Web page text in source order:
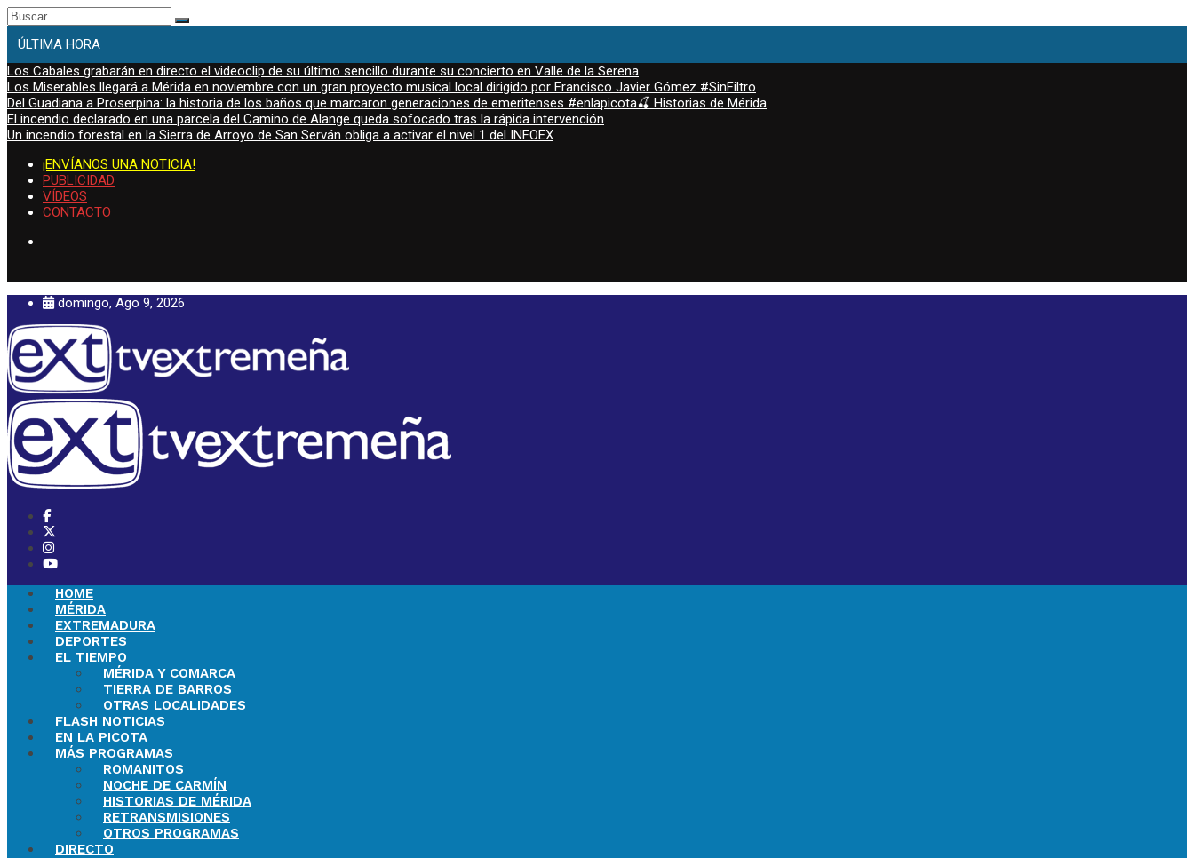
Buscar:
ÚLTIMA HORA
Los Cabales grabarán en directo el videoclip de su último sencillo durante su concierto en Valle de la Serena
Los Miserables llegará a Mérida en noviembre con un gran proyecto musical local dirigido por Francisco Javier Gómez #SinFiltro
Del Guadiana a Proserpina: la historia de los baños que marcaron generaciones de emeritenses #enlapicota🍒 Historias de Mérida
El incendio declarado en una parcela del Camino de Alange queda sofocado tras la rápida intervención
Un incendio forestal en la Sierra de Arroyo de San Serván obliga a activar el nivel 1 del INFOEX
¡ENVÍANOS UNA NOTICIA!
PUBLICIDAD
VÍDEOS
CONTACTO
domingo, Ago 9, 2026
HOME
MÉRIDA
EXTREMADURA
DEPORTES
EL TIEMPO
MÉRIDA Y COMARCA
TIERRA DE BARROS
OTRAS LOCALIDADES
FLASH NOTICIAS
EN LA PICOTA
MÁS PROGRAMAS
ROMANITOS
NOCHE DE CARMÍN
HISTORIAS DE MÉRIDA
RETRANSMISIONES
OTROS PROGRAMAS
DIRECTO